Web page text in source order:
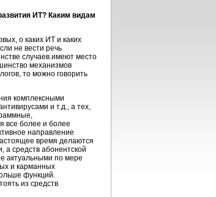
ИТ? Каким видам
о каких ИТ и каких
не вести речь
случаев имеют место
механизмов
то можно говорить
комплексными
и т.д., а тех,
все более и более
направление
время делаются
а средств абонентской
актуальными по мере
и карманных
функций.
из средств